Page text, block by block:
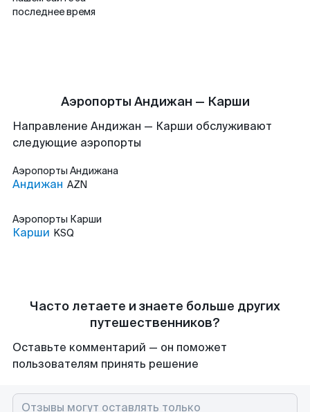
последнее время
Аэропорты Андижан — Карши
Направление Андижан — Карши обслуживают
следующие аэропорты
Аэропорты Андижана
Андижан AZN
Аэропорты Карши
Карши KSQ
Часто летаете и знаете больше других
путешественников?
Оставьте комментарий — он поможет
пользователям принять решение